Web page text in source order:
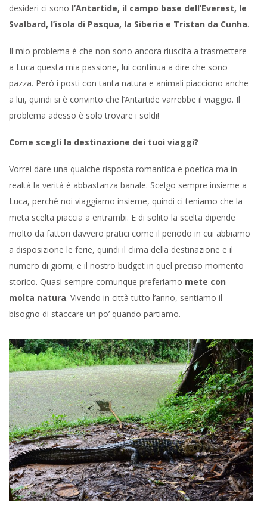
desideri ci sono l’Antartide, il campo base dell’Everest, le
Svalbard, l’isola di Pasqua, la Siberia e Tristan da Cunha.
Il mio problema è che non sono ancora riuscita a trasmettere
a Luca questa mia passione, lui continua a dire che sono
pazza. Però i posti con tanta natura e animali piacciono anche
a lui, quindi si è convinto che l’Antartide varrebbe il viaggio. Il
problema adesso è solo trovare i soldi!
Come scegli la destinazione dei tuoi viaggi?
Vorrei dare una qualche risposta romantica e poetica ma in
realtà la verità è abbastanza banale. Scelgo sempre insieme a
Luca, perché noi viaggiamo insieme, quindi ci teniamo che la
meta scelta piaccia a entrambi. E di solito la scelta dipende
molto da fattori davvero pratici come il periodo in cui abbiamo
a disposizione le ferie, quindi il clima della destinazione e il
numero di giorni, e il nostro budget in quel preciso momento
storico. Quasi sempre comunque preferiamo mete con
molta natura. Vivendo in città tutto l’anno, sentiamo il
bisogno di staccare un po’ quando partiamo.